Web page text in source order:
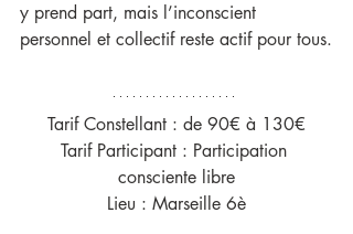
y prend part, mais l’inconscient
personnel et collectif reste actif pour tous.
Tarif Constellant : de 90€ à 130€
Tarif Participant : Participation
consciente libre
Lieu : Marseille 6è